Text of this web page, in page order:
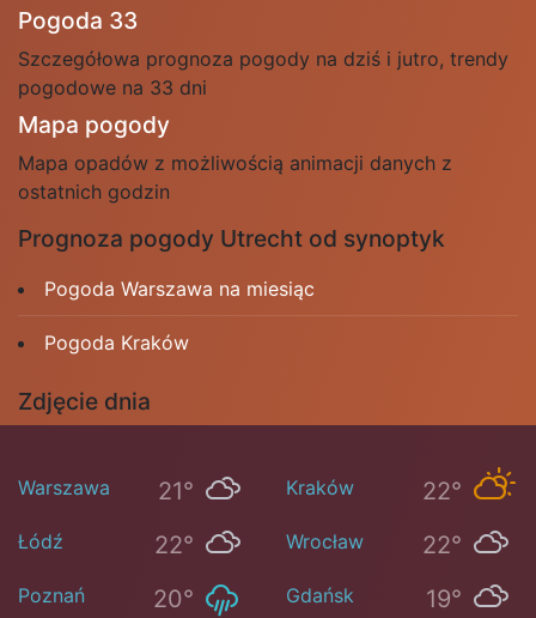
Pogoda 33
Szczegółowa prognoza pogody na dziś i jutro, trendy
pogodowe na 33 dni
Mapa pogody
Mapa opadów z możliwością animacji danych z
ostatnich godzin
Prognoza pogody Utrecht od synoptyk
Pogoda Warszawa na miesiąc
Pogoda Kraków
Zdjęcie dnia
Warszawa 21° Kraków 22°
Łódź 22° Wrocław 22°
Poznań 20° Gdańsk 19°